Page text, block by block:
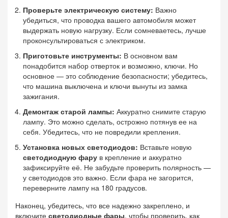
Проверьте электрическую систему: Важно
убедиться, что проводка вашего автомобиля может
выдержать новую нагрузку. Если сомневаетесь, лучше
проконсультироваться с электриком.
Приготовьте инструменты: В основном вам
понадобится набор отверток и возможно, ключи. Но
основное — это соблюдение безопасности; убедитесь,
что машина выключена и ключи вынуты из замка
зажигания.
Демонтаж старой лампы: Аккуратно снимите старую
лампу. Это можно сделать, острожно потянув ее на
себя. Убедитесь, что не повредили крепления.
Установка новых светодиодов: Вставьте новую
светодиодную фару в крепление и аккуратно
зафиксируйте её. Не забудьте проверить полярность —
у светодиодов это важно. Если фара не загорится,
переверните лампу на 180 градусов.
Наконец, убедитесь, что все надежно закреплено, и
включите светодиодные фары, чтобы проверить, как